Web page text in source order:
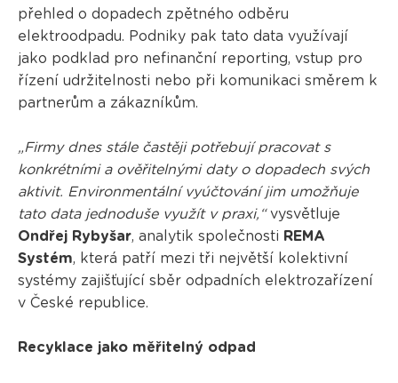
přehled o dopadech zpětného odběru
elektroodpadu. Podniky pak tato data využívají
jako podklad pro nefinanční reporting, vstup pro
řízení udržitelnosti nebo při komunikaci směrem k
partnerům a zákazníkům.
„Firmy dnes stále častěji potřebují pracovat s
konkrétními a ověřitelnými daty o dopadech svých
aktivit. Environmentální vyúčtování jim umožňuje
tato data jednoduše využít v praxi,“vysvětluje
Ondřej Rybyšar, analytik společnosti REMA
Systém, která patří mezi tři největší kolektivní
systémy zajišťující sběr odpadních elektrozařízení
v České republice.
Recyklace jako měřitelný odpad